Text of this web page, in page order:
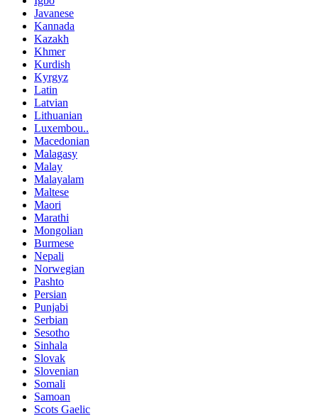
Javanese
Kannada
Kazakh
Khmer
Kurdish
Kyrgyz
Latin
Latvian
Lithuanian
Luxembou..
Macedonian
Malagasy
Malay
Malayalam
Maltese
Maori
Marathi
Mongolian
Burmese
Nepali
Norwegian
Pashto
Persian
Punjabi
Serbian
Sesotho
Sinhala
Slovak
Slovenian
Somali
Samoan
Scots Gaelic